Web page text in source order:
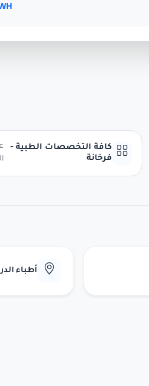
كافة التخصصات الطبية -
فرخانة
أطباء